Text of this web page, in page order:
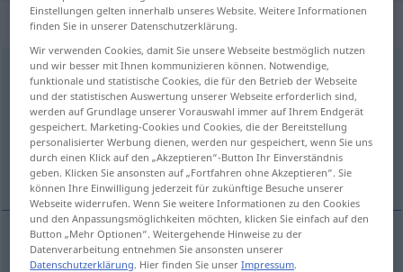
„intuitivo“: adjetivo
intuitivo [intŭiˈtiβo]adj
Übersicht aller Übersetzungen
(Für mehr Details die Übersetzung anklicken/antippen)
intuitiv
intuitiv intuitivo
Einstellungen gelten innerhalb unseres Website. Weitere Informationen
finden Sie in unserer Datenschutzerklärung.
Wir verwenden Cookies, damit Sie unsere Webseite bestmöglich nutzen
und wir besser mit Ihnen kommunizieren können. Notwendige,
funktionale und statistische Cookies, die für den Betrieb der Webseite
und der statistischen Auswertung unserer Webseite erforderlich sind,
werden auf Grundlage unserer Vorauswahl immer auf Ihrem Endgerät
gespeichert. Marketing-Cookies und Cookies, die der Bereitstellung
personalisierter Werbung dienen, werden nur gespeichert, wenn Sie uns
durch einen Klick auf den „Akzeptieren“-Button Ihr Einverständnis
geben. Klicken Sie ansonsten auf „Fortfahren ohne Akzeptieren“. Sie
können Ihre Einwilligung jederzeit für zukünftige Besuche unserer
Webseite widerrufen. Wenn Sie weitere Informationen zu den Cookies
und den Anpassungsmöglichkeiten möchten, klicken Sie einfach auf den
Button „Mehr Optionen“. Weitergehende Hinweise zu der
Datenverarbeitung entnehmen Sie ansonsten unserer
Datenschutzerklärung. Hier finden Sie unserImpressum.